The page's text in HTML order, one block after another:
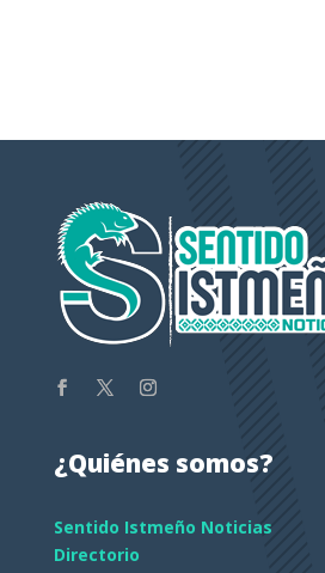
¿Quiénes somos?
Sentido Istmeño Noticias
Directorio